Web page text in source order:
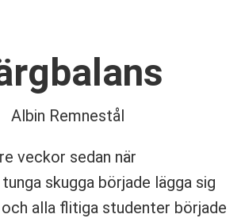
Albin Remnestål
veckor sedan när
skugga började lägga sig
alla flitiga studenter började